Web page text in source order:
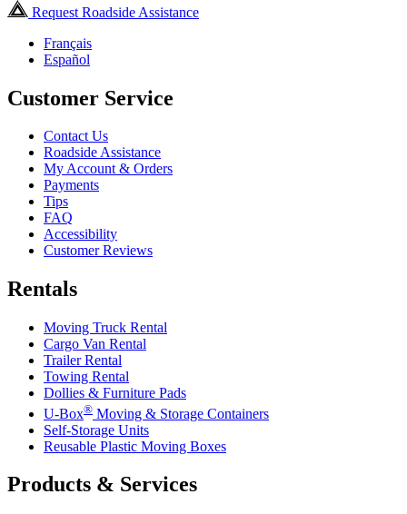
Request Roadside Assistance
Français
Español
Customer Service
Contact Us
Roadside Assistance
My Account & Orders
Payments
Tips
FAQ
Accessibility
Customer Reviews
Rentals
Moving Truck Rental
Cargo Van Rental
Trailer Rental
Towing Rental
Dollies & Furniture Pads
U-Box® Moving & Storage Containers
Self-Storage Units
Reusable Plastic Moving Boxes
Products & Services